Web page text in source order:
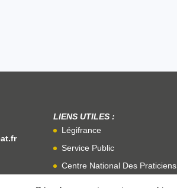
LIENS UTILES :
Légifrance
Service Public
Centre National Des Praticiens